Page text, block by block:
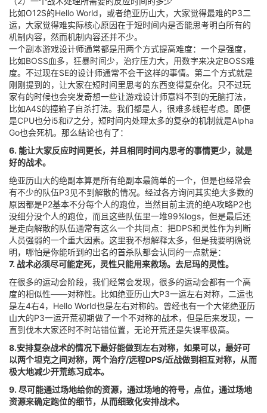
比如O12S的Hello World，或者绝亚历山大，大家觉得最难的P3二
运，大家觉得难实际核心原因在于短时间内是否能思考明白所有的
机制内容，然而机制内容还并不少。
一个副本游戏设计师通常都是用两个方式提高难度：一个是强度，
比如BOSS血多，狂暴时间少，治疗压力大，用数字来决定BOSS难
度。不过现在SE的设计师通常不会干这样的事情。第二个方式就是
刚刚提到的，让大家在短时间里思考的东西变得复杂化。只不过玩
家有的时候也会突发奇想一些让游戏设计师意料不到的无脑打法，
比如A4S的撞箱子自杀打法。我们都是人，很难多线程考虑。即便
是CPU也分i5和i7之分，短时间内处理太多的复杂的机制就是Alpha
Go也会死机。那么结论也有了：
6. 能让大家反应时间更长，并且相同时间内思考的事情更少，就是
好的战术。
绝亚历山大的绝副本算是所有绝副本最简单的一个，但是也经常会
有不少的队伍P3见不到解散的情况。经过各方询问其实绝大多数的
原因都是P2基本不分每个人的跑位，当然目前主流的绝A攻略P2也
没细分没个人的跑位，而且这些队伍里一堆99%logs，但是最后还
是走向解散的队伍通常有这么一个共同点：把DPS和灵性作为判断
人员强弱的一个重大因素。这里我不想解释太多，但是我要明确说
明，哪怕是你能听到的出名的首杀队都会认同的一点就是：
7. 战术必须尽可能定死，灵性只能用来救场。去尼玛的灵性。
在很多的运动会阶段，我们经常会发现，很多的运动会都有一个高
度的相似性——对称性。比如绝亚历山大P3一运左右对称，二运也
是左4右4，Hello World也是左右对称的。曾经也有一个大佬绝亚历
山大的P3一运开荒初期做了一个不对称的战术，但是后来发现，一
直到伐木大家还时不时站错位置，无论开荒还是失误率极高。
8.安排复杂战术的情况下最好能做到左右对称，如果可以，最好可
以两个坦克之间对称，两个治疗/远程DPS/近战做到相互对称，从而
极大地减少开荒练习成本。
9. 尽可能通过场地给你的资源，通过场地的符号，点位，通过场地
资源来确定跑位的细节，从而细致化安排战术。